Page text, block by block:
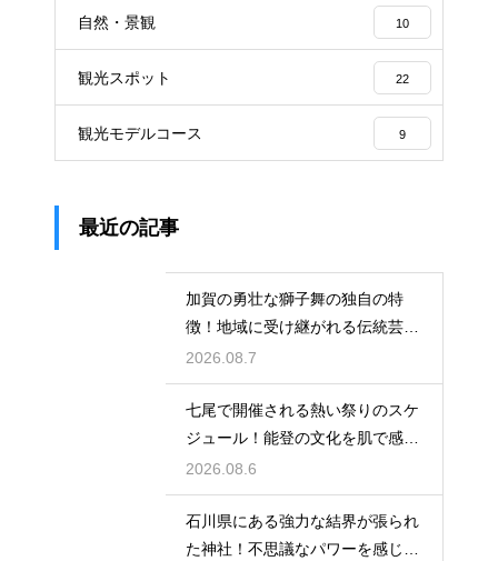
自然・景観 10
観光スポット 22
観光モデルコース 9
最近の記事
加賀の勇壮な獅子舞の独自の特
徴！地域に受け継がれる伝統芸能
の迫力
2026.08.7
七尾で開催される熱い祭りのスケ
ジュール！能登の文化を肌で感じ
る体験
2026.08.6
石川県にある強力な結界が張られ
た神社！不思議なパワーを感じる